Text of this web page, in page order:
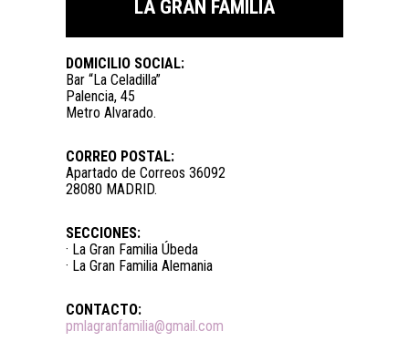
LA GRAN FAMILIA
DOMICILIO SOCIAL:
Bar “La Celadilla”
Palencia, 45
Metro Alvarado.
CORREO POSTAL:
Apartado de Correos 36092
28080 MADRID.
SECCIONES:
· La Gran Familia Úbeda
· La Gran Familia Alemania
CONTACTO:
pmlagranfamilia@gmail.com